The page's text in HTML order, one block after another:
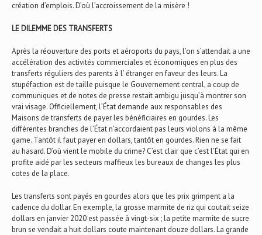
création d’emplois. D’où l’accroissement de la misère !
LE DILEMME DES TRANSFERTS
Après la réouverture des ports et aéroports du pays, l’on s’attendait a une
accélération des activités commerciales et économiques en plus des
transferts réguliers des parents à l’ étranger en faveur des leurs. La
stupéfaction est de taille puisque le Gouvernement central, a coup de
communiques et de notes de presse restait ambigu jusqu’à montrer son
vrai visage. Officiellement, l’État demande aux responsables des
Maisons de transferts de payer les bénéficiaires en gourdes. Les
différentes branches de l’État n’accordaient pas leurs violons à la même
game. Tantôt il faut payer en dollars, tantôt en gourdes. Rien ne se fait
au hasard. D’où vient le mobile du crime? C’est clair que c’est l’État qui en
profite aidé par les secteurs maffieux les bureaux de changes les plus
cotes de la place.
Les transferts sont payés en gourdes alors que les prix grimpent a la
cadence du dollar. En exemple, la grosse marmite de riz qui coutait seize
dollars en janvier 2020 est passée à vingt-six ; la petite marmite de sucre
brun se vendait a huit dollars coute maintenant douze dollars. La grande